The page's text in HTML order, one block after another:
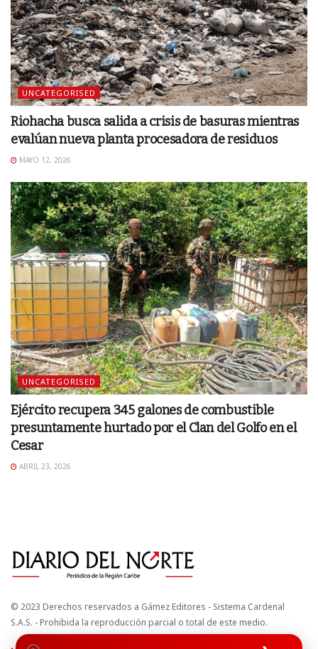
UNCATEGORISED
Riohacha busca salida a crisis de basuras mientras
evalúan nueva planta procesadora de residuos
MAYO 12, 2026
UNCATEGORISED
Ejército recupera 345 galones de combustible
presuntamente hurtado por el Clan del Golfo en el
Cesar
ABRIL 23, 2026
© 2023 Derechos reservados a Gámez Editores - Sistema Cardenal
S.A.S. - Prohibida la reproducción parcial o total de este medio.